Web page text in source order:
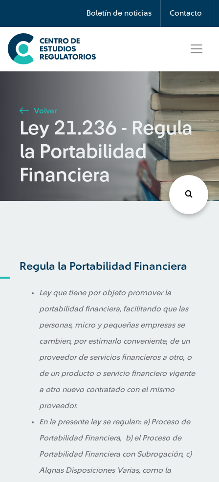
Boletín de noticias Contacto
Búsqueda
Seleccione país
Buscar
Volver
Ley 21.236 - Regula
la Portabilidad
Financiera
Regula la Portabilidad Financiera
Ley que tiene por objeto promover la
portabilidad financiera, facilitando que las
personas, micro y pequeñas empresas se
cambien, por estimarlo conveniente, de un
proveedor de servicios financieros a otro, o
de un producto o servicio financiero vigente
a otro nuevo contratado con el mismo
proveedor.
En la presente ley se regulan: a) Proceso de
Portabilidad Financiera, b) el Proceso de
Portabilidad Financiera con Subrogación, c)
Algnas Disposiciones Varias, como la